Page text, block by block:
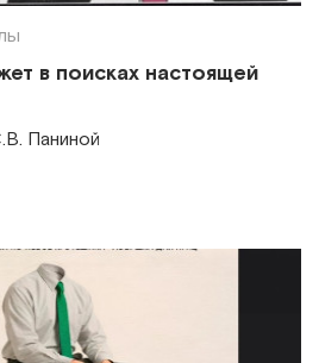
в поисках настоящей
Паниной